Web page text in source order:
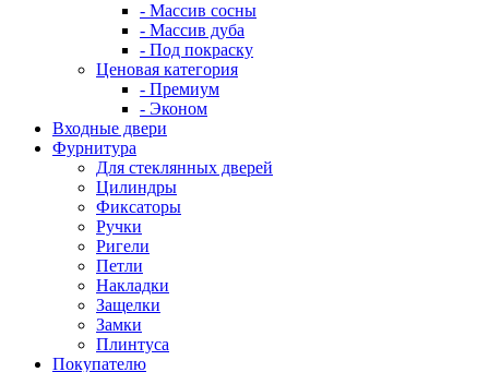
- Массив сосны
- Массив дуба
- Под покраску
Ценовая категория
- Премиум
- Эконом
Входные двери
Фурнитура
Для стеклянных дверей
Цилиндры
Фиксаторы
Ручки
Ригели
Петли
Накладки
Защелки
Замки
Плинтуса
Покупателю